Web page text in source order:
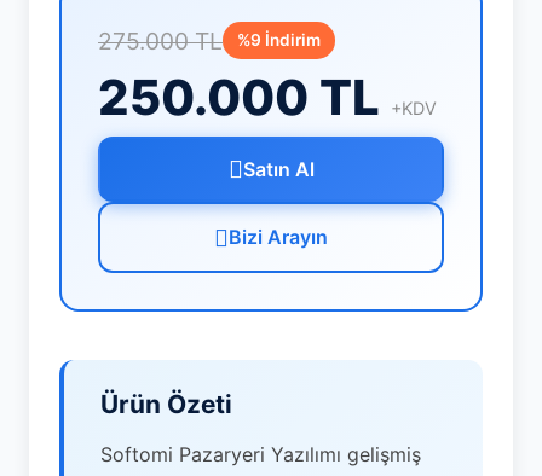
275.000 TL %9 İndirim
250.000 TL +KDV
Satın Al
Bizi Arayın
Ürün Özeti
Softomi Pazaryeri Yazılımı gelişmiş